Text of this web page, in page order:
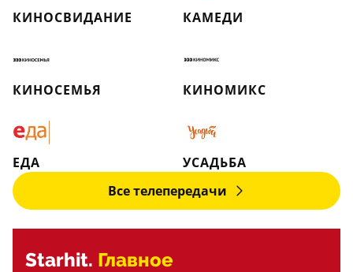
КИНОСВИДАНИЕ КАМЕДИ
КИНОСЕМЬЯ КИНОМИКС
ЕДА
УСАДЬБА
Все телепередачи
Starhit. Главное